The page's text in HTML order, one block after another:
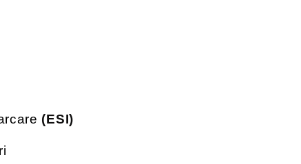
(ESI)